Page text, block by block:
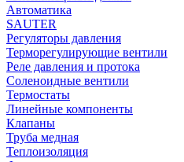
Автоматика
SAUTER
Регуляторы давления
Терморегулирующие вентили
Реле давления и протока
Соленоидные вентили
Термостаты
Линейные компоненты
Клапаны
Труба медная
Теплоизоляция